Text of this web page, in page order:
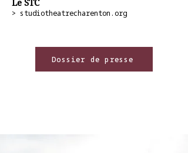
Le STC
> studiotheatrecharenton.org
Dossier de presse